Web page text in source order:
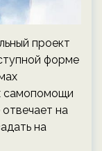
проект
форме
самопомощи
на
на